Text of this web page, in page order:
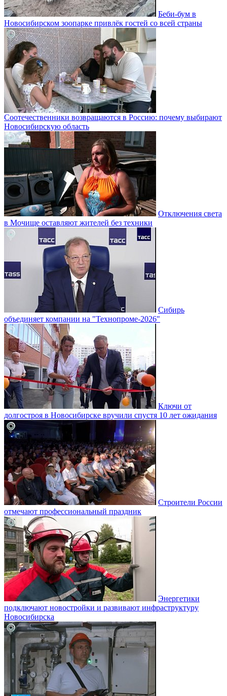
Беби-бум в
Новосибирском зоопарке привлёк гостей со всей страны
Соотечественники возвращаются в Россию: почему выбирают
Новосибирскую область
Отключения света
в Мочище оставляют жителей без техники
Сибирь
объединяет компании на "Технопроме-2026"
Ключи от
долгостроя в Новосибирске вручили спустя 10 лет ожидания
Строители России
отмечают профессиональный праздник
Энергетики
подключают новостройки и развивают инфраструктуру
Новосибирска